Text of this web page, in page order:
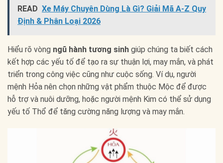
READ Xe Máy Chuyên Dùng Là Gì? Giải Mã A-Z Quy
Định & Phân Loại 2026
Hiểu rõ vòng ngũ hành tương sinh giúp chúng ta biết cách
kết hợp các yếu tố để tạo ra sự thuận lợi, may mắn, và phát
triển trong công việc cũng như cuộc sống. Ví dụ, người
mệnh Hỏa nên chọn những vật phẩm thuộc Mộc để được
hỗ trợ và nuôi dưỡng, hoặc người mệnh Kim có thể sử dụng
yếu tố Thổ để tăng cường năng lượng và may mắn.